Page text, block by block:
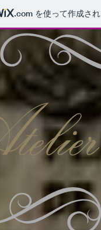
.com を使って作成さ